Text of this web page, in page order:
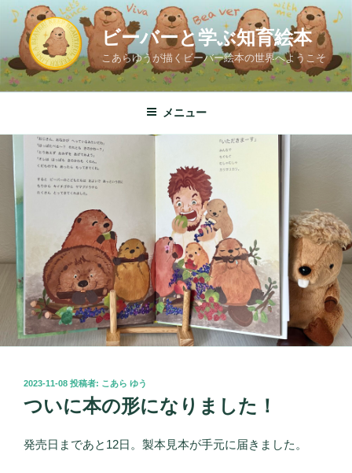
ン
ツ
ビーバーと学ぶ知育絵本
こあらゆうが描くビーバー絵本の世界へようこそ
メニュー
投
日:
2023-11-08 投稿者: こあら ゆう
ついに本の形になりました！
発売日まであと12日。製本見本が手元に届きました。